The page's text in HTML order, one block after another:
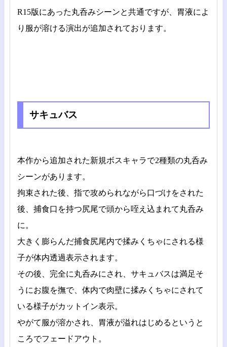
R15版にあった丸呑みシーンと共通ですが、胃液によ
り服が溶ける演出が追加されております。
サキュバス
本作から追加された新規ボスキャラで2種類の丸呑み
シーンがあります。
拘束された後、指で攻められながら口づけをされた
後、捕食口を持つ尻尾で頭から咥え込まれて丸呑み
に。
大きく膨らんだ捕食尻尾内で揉みくちゃにされる様
子が体内透過表示されます。
その後、完全に丸呑みにされ、サキュバスは満足そ
うにお腹を撫で、体内で肉壁に揉みくちゃにされて
いる様子がカットイン表示。
やがて服が溶かされ、胃液が溢れはじめるというと
ころでフェードアウト。